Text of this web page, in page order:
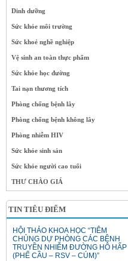
Dinh dưỡng
Sức khỏe môi trường
Sức khoẻ nghề nghiệp
Vệ sinh an toàn thực phẩm
Sức khỏe học đường
Tai nạn thương tích
Phòng chống bệnh lây
Phòng chống bệnh không lây
Phòng nhiễm HIV
Sức khỏe sinh sản
Sức khỏe người cao tuổi
THƯ CHÀO GIÁ
TIN TIÊU ĐIỂM
HỘI THẢO KHOA HỌC “TIÊM
CHỦNG DỰ PHÒNG CÁC BỆNH
TRUYỀN NHIỄM ĐƯỜNG HÔ HẤP
(PHẾ CẦU – RSV – CÚM)”